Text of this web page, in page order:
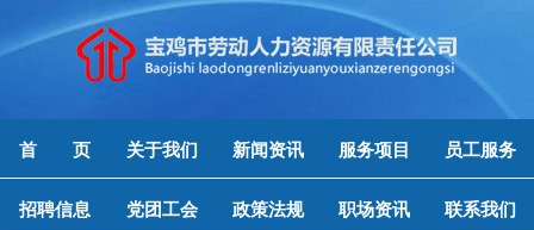
首 页 关于我们 新闻资讯 服务项目 员工服务
招聘信息 党团工会 政策法规 职场资讯 联系我们